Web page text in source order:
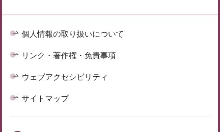
個人情報の取り扱いについて
リンク・著作権・免責事項
ウェブアクセシビリティ
サイトマップ